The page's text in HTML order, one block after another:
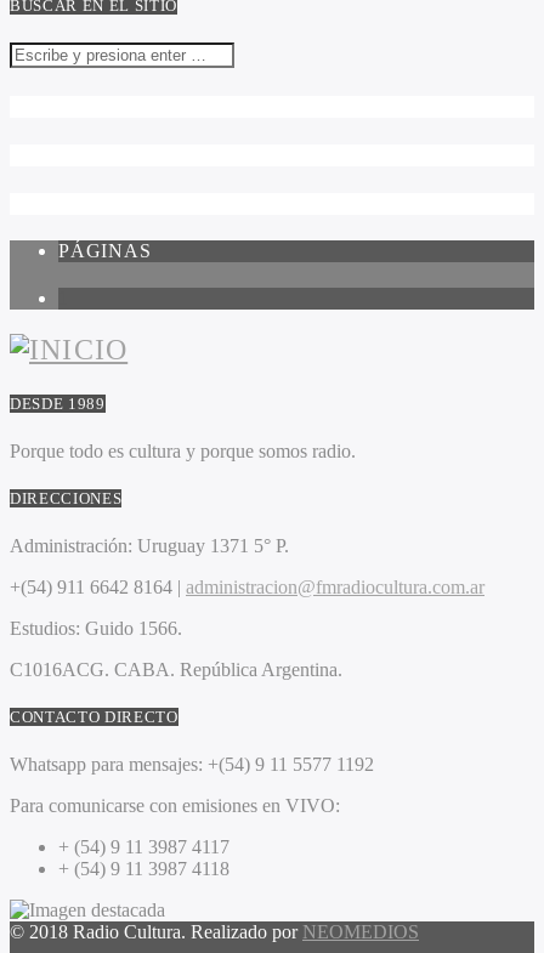
BUSCAR EN EL SITIO
PÁGINAS
DESDE 1989
Porque todo es cultura y porque somos radio.
DIRECCIONES
Administración: Uruguay 1371 5° P.
+(54) 911 6642 8164 | administracion@fmradiocultura.com.ar
Estudios: Guido 1566.
C1016ACG. CABA. República Argentina.
CONTACTO DIRECTO
Whatsapp para mensajes: +(54) 9 11 5577 1192
Para comunicarse con emisiones en VIVO:
+ (54) 9 11 3987 4117
+ (54) 9 11 3987 4118
© 2018 Radio Cultura. Realizado por NEOMEDIOS